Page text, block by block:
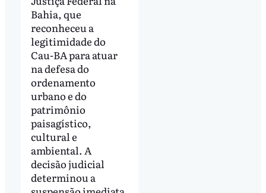
Bahia, que
reconheceu a
legitimidade do
Cau-BA para atuar
na defesa do
ordenamento
urbano e do
patrimônio
paisagístico,
cultural e
ambiental. A
decisão judicial
determinou a